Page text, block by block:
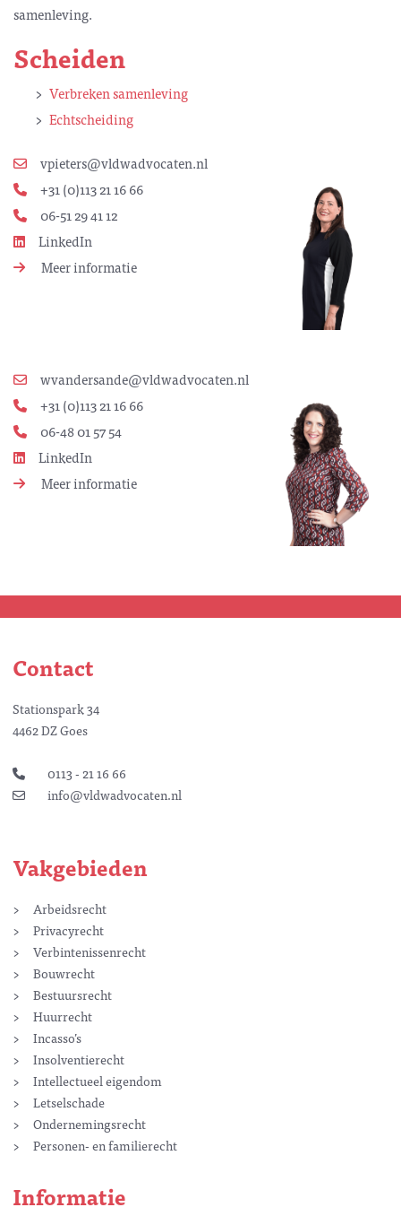
samenleving.
Scheiden
Verbreken samenleving
Echtscheiding
vpieters@vldwadvocaten.nl
+31 (0)113 21 16 66
06-51 29 41 12
LinkedIn
Meer informatie
wvandersande@vldwadvocaten.nl
+31 (0)113 21 16 66
06-48 01 57 54
LinkedIn
Meer informatie
Contact
Stationspark 34
4462 DZ Goes
0113 - 21 16 66
info@vldwadvocaten.nl
Vakgebieden
Arbeidsrecht
Privacyrecht
Verbintenissenrecht
Bouwrecht
Bestuursrecht
Huurrecht
Incasso’s
Insolventierecht
Intellectueel eigendom
Letselschade
Ondernemingsrecht
Personen- en familierecht
Informatie